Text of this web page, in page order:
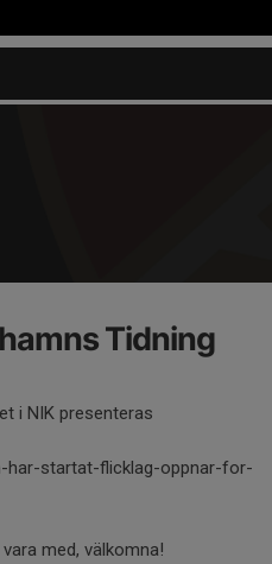
Tidning
i NIK presenteras
startat-flicklag-oppnar-for-
med, välkomna!